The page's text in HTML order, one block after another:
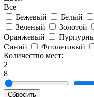
Все
Бежевый
Белый
Зеленый
Золотой
Оранжевый
Синий
Фиолетовый
Количество мест:
2
8
Сбросить